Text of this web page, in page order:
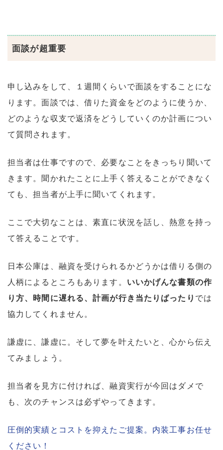
面談が超重要
申し込みをして、１週間くらいで面談をすることにな
ります。面談では、借りた資金をどのように使うか、
どのような収支で返済をどうしていくのか計画につい
て質問されます。
担当者は仕事ですので、必要なことをきっちり聞いて
きます。聞かれたことに上手く答えることができなく
ても、担当者が上手に聞いてくれます。
ここで大切なことは、素直に状況を話し、熱意を持っ
て答えることです。
日本公庫は、融資を受けられるかどうかは借りる側の
人柄によるところもあります。 いいかげんな書類の作
り方、時間に遅れる、計画が行き当たりばったり では
協力してくれません。
謙虚に、謙虚に。そして夢を叶えたいと、心から伝え
てみましょう。
担当者を見方に付ければ、融資実行が今回はダメで
も、次のチャンスは必ずやってきます。
圧倒的実績とコストを抑えたご提案。内装工事お任せ
ください！